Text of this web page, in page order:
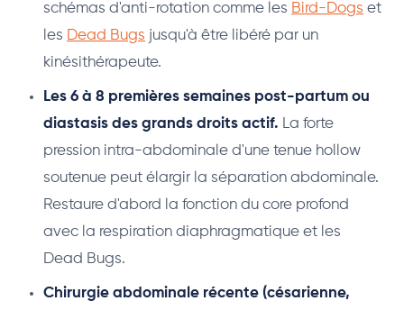
schémas d'anti-rotation comme les Bird-Dogs et
les Dead Bugs jusqu'à être libéré par un
kinésithérapeute.
Les 6 à 8 premières semaines post-partum ou
diastasis des grands droits actif. La forte
pression intra-abdominale d'une tenue hollow
soutenue peut élargir la séparation abdominale.
Restaure d'abord la fonction du core profond
avec la respiration diaphragmatique et les
Dead Bugs.
Chirurgie abdominale récente (césarienne,